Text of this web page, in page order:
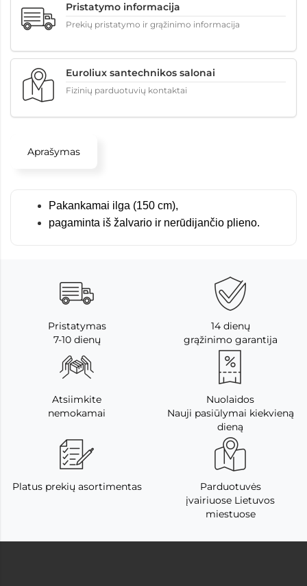
Pristatymo informacija
Prekių pristatymo ir grąžinimo informacija
Euroliux santechnikos salonai
Fizinių parduotuvių kontaktai
Aprašymas
Pakankamai ilga (150 cm),
pagaminta iš žalvario ir nerūdijančio plieno.
Pristatymas
7-10 dienų
14 dienų
grąžinimo garantija
Atsiimkite
nemokamai
Nuolaidos
Nauji pasiūlymai kiekvieną
dieną
Platus prekių asortimentas
Parduotuvės
įvairiuose Lietuvos
miestuose